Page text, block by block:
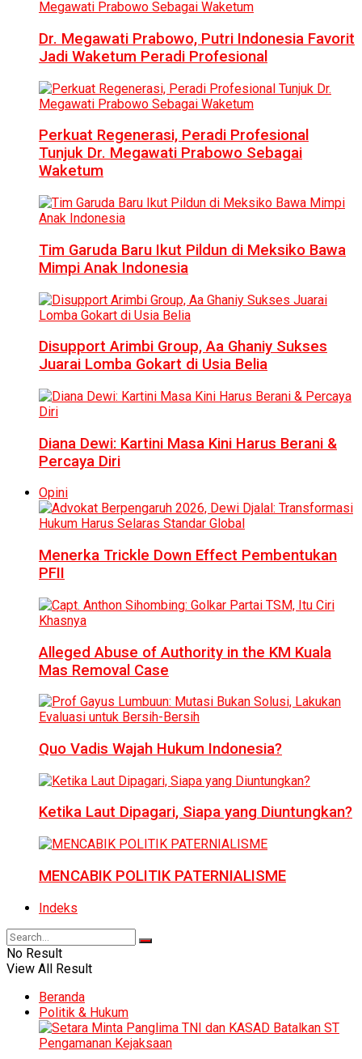
Dr. Megawati Prabowo, Putri Indonesia Favorit
Jadi Waketum Peradi Profesional
Perkuat Regenerasi, Peradi Profesional
Tunjuk Dr. Megawati Prabowo Sebagai
Waketum
Tim Garuda Baru Ikut Pildun di Meksiko Bawa
Mimpi Anak Indonesia
Disupport Arimbi Group, Aa Ghaniy Sukses
Juarai Lomba Gokart di Usia Belia
Diana Dewi: Kartini Masa Kini Harus Berani &
Percaya Diri
Opini
Menerka Trickle Down Effect Pembentukan
PFII
Alleged Abuse of Authority in the KM Kuala
Mas Removal Case
Quo Vadis Wajah Hukum Indonesia?
Ketika Laut Dipagari, Siapa yang Diuntungkan?
MENCABIK POLITIK PATERNIALISME
Indeks
No Result
View All Result
Beranda
Politik & Hukum